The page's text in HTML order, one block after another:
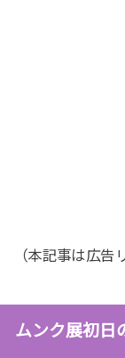
（本記事は広告
ムンク展初日